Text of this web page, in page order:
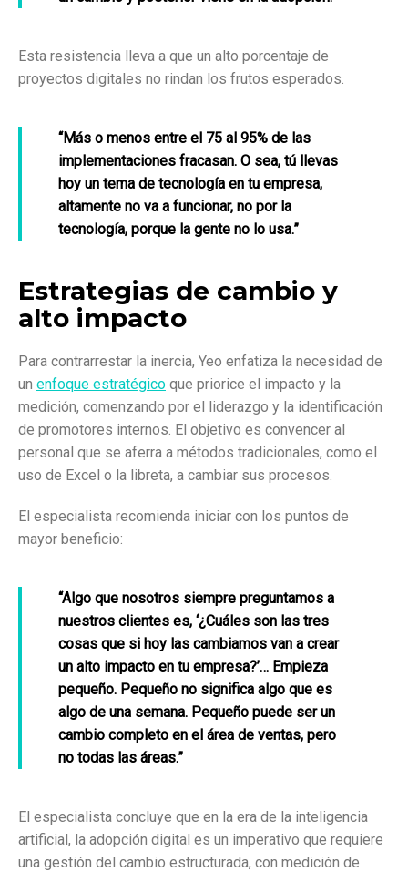
Esta resistencia lleva a que un alto porcentaje de
proyectos digitales no rindan los frutos esperados.
“Más o menos entre el 75 al 95% de las
implementaciones fracasan. O sea, tú llevas
hoy un tema de tecnología en tu empresa,
altamente no va a funcionar, no por la
tecnología, porque la gente no lo usa.”
Estrategias de cambio y
alto impacto
Para contrarrestar la inercia, Yeo enfatiza la necesidad de
un enfoque estratégico que priorice el impacto y la
medición, comenzando por el liderazgo y la identificación
de promotores internos. El objetivo es convencer al
personal que se aferra a métodos tradicionales, como el
uso de Excel o la libreta, a cambiar sus procesos.
El especialista recomienda iniciar con los puntos de
mayor beneficio:
“Algo que nosotros siempre preguntamos a
nuestros clientes es, ‘¿Cuáles son las tres
cosas que si hoy las cambiamos van a crear
un alto impacto en tu empresa?’… Empieza
pequeño. Pequeño no significa algo que es
algo de una semana. Pequeño puede ser un
cambio completo en el área de ventas, pero
no todas las áreas.”
El especialista concluye que en la era de la inteligencia
artificial, la adopción digital es un imperativo que requiere
una gestión del cambio estructurada, con medición de